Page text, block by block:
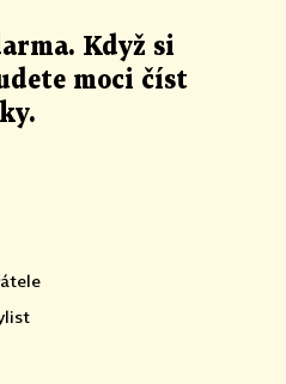
Když si
moci číst
.